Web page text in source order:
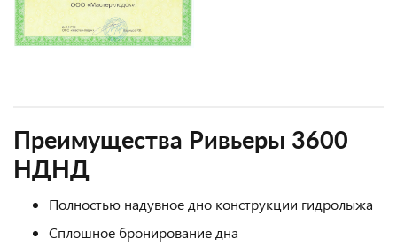
Преимущества Ривьеры 3600
НДНД
Полностью надувное дно конструкции гидролыжа
Сплошное бронирование дна